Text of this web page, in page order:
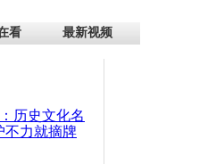
看 最新视频
历史文化名
不力就摘牌